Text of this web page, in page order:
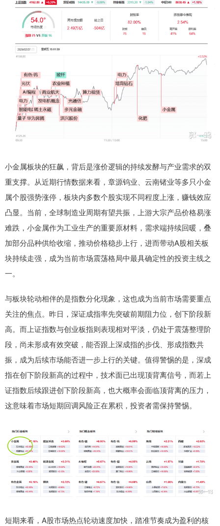
小金属板块的狂飙，背后是涨价逻辑的持续发酵与产业需求的双
重支撑。从近期行情数据来看，章源钨业、云南锗业等多只小金
属个股强势涨停，板块内多数个股实现不同程度上涨，赚钱效应
凸显。当前，全球制造业周期有望共振，上游大宗产品价格易涨
难跌，小金属作为工业生产的重要原材料，需求端持续回暖，叠
加部分品种供给收缩，推动价格稳步上行，进而带动A股相关板
块持续走强，成为当前市场震荡格局中最具确定性的投资主线之
一。
与板块轮动相伴的是指数分化现象，这也成为当前市场需要重点
关注的焦点。昨日，深证成指率先突破前期阻力位，创下阶段新
高。而上证指数与创业板指则表现相对平淡，仍处于震荡整理阶
段，尚未形成有效突破，能否跟上深成指的步伐、形成指数共
振，成为后续市场能否进一步上行的关键。值得警惕的是，深成
指在创下阶段新高的过程中，技术面已出现顶背离信号，而若上
证指数后续跟进创下阶段新高，也大概率会面临顶背离的压力，
这意味着市场短期回调风险正在累积，投资者需保持警惕。
短期来看，A股市场热点轮动速度加快，踏准节奏成为盈利的核